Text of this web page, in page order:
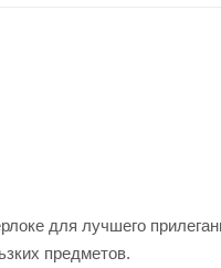
для лучшего
предметов.